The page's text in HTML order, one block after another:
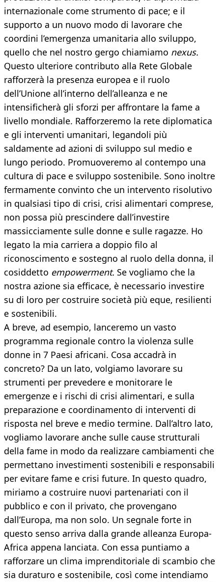
internazionale come strumento di pace; e il
supporto a un nuovo modo di lavorare che
coordini l’emergenza umanitaria allo sviluppo,
quello che nel nostro gergo chiamiamo nexus.
Questo ulteriore contributo alla Rete Globale
rafforzerà la presenza europea e il ruolo
dell’Unione all’interno dell’alleanza e ne
intensificherà gli sforzi per affrontare la fame a
livello mondiale. Rafforzeremo la rete diplomatica
e gli interventi umanitari, legandoli più
saldamente ad azioni di sviluppo sul medio e
lungo periodo. Promuoveremo al contempo una
cultura di pace e sviluppo sostenibile. Sono inoltre
fermamente convinto che un intervento risolutivo
in qualsiasi tipo di crisi, crisi alimentari comprese,
non possa più prescindere dall’investire
massicciamente sulle donne e sulle ragazze. Ho
legato la mia carriera a doppio filo al
riconoscimento e sostegno al ruolo della donna, il
cosiddetto empowerment. Se vogliamo che la
nostra azione sia efficace, è necessario investire
su di loro per costruire società più eque, resilienti
e sostenibili.
A breve, ad esempio, lanceremo un vasto
programma regionale contro la violenza sulle
donne in 7 Paesi africani. Cosa accadrà in
concreto? Da un lato, volgiamo lavorare su
strumenti per prevedere e monitorare le
emergenze e i rischi di crisi alimentari, e sulla
preparazione e coordinamento di interventi di
risposta nel breve e medio termine. Dall’altro lato,
vogliamo lavorare anche sulle cause strutturali
della fame in modo da realizzare cambiamenti che
permettano investimenti sostenibili e responsabili
per evitare fame e crisi future. In questo quadro,
miriamo a costruire nuovi partenariati con il
pubblico e con il privato, che provengano
dall’Europa, ma non solo. Un segnale forte in
questo senso arriva dalla grande alleanza Europa-
Africa appena lanciata. Con essa puntiamo a
rafforzare un clima imprenditoriale di scambio che
sia duraturo e sostenibile, così come intendiamo